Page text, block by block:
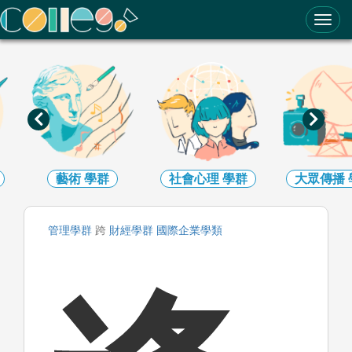
ColleGo! 大學選才與高中育才輔助系統
藝術 學群 社會心理 學群 大眾傳播
管理學群 跨 財經學群 國際企業學類